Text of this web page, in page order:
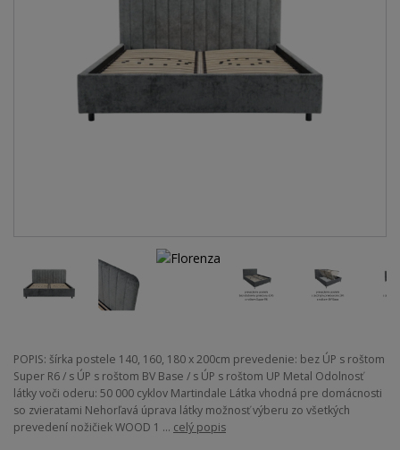
POPIS: šírka postele 140, 160, 180 x 200cm prevedenie: bez ÚP s roštom
Super R6 / s ÚP s roštom BV Base / s ÚP s roštom UP Metal Odolnosť
látky voči oderu: 50 000 cyklov Martindale Látka vhodná pre domácnosti
so zvieratami Nehorľavá úprava látky možnosť výberu zo všetkých
prevedení nožičiek WOOD 1 ... celý popis